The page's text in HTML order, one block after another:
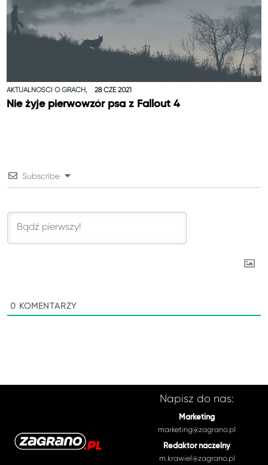
AKTUALNOŚCI O GRACH, 28 CZE 2021
Nie żyje pierwowzór psa z Fallout 4
Subscribe
0 KOMENTARZY
Napisz do nas:
Marketing
marketing@zagrano.pl
Redaktor naczelny
m.krawiel@zagrano.pl